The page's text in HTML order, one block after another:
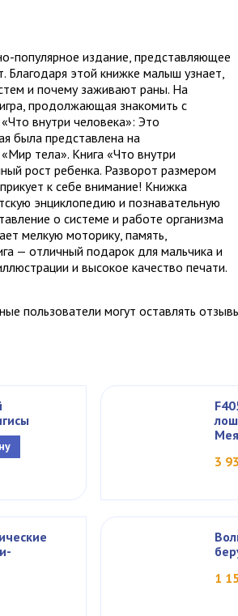
популярное издание, представляющее
Благодаря этой книжке малыш узнает,
и почему заживают раны. На
продолжающая знакомить с
внутри человека»: Это
была представлена на
тела». Книга «Что внутри
рост ребенка. Разворот размером
к себе внимание! Книжка
энциклопедию и познавательную
о системе и работе организма
мелкую моторику, память,
— отличный подарок для мальчика и
и высокое качество печати.
пользователи могут оставлять
Мея
3
1